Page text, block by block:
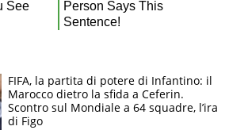
FIFA, la partita di potere di Infantino: il
Marocco dietro la sfida a Ceferin.
Scontro sul Mondiale a 64 squadre, l’ira
di Figo